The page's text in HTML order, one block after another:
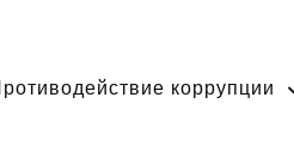
коррупции